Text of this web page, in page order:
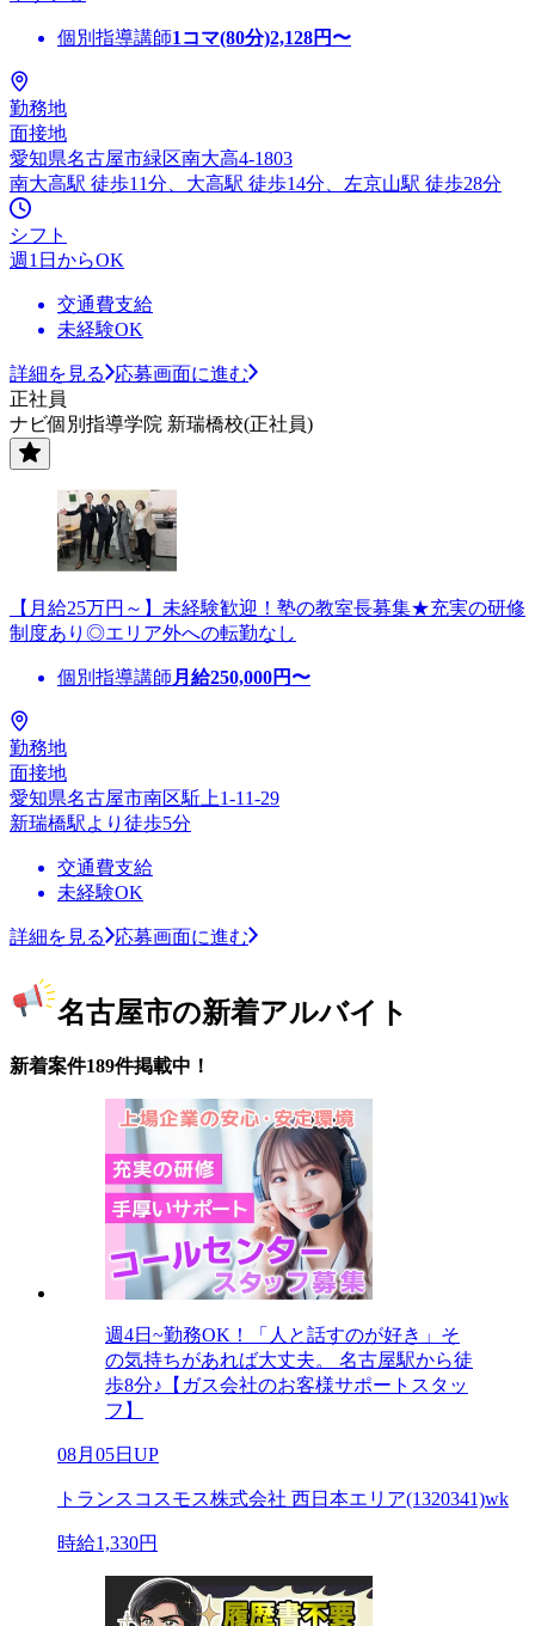
個別指導講師1コマ(80分)2,128円〜
勤務地
面接地
愛知県名古屋市緑区南大高4-1803
南大高駅 徒歩11分、大高駅 徒歩14分、左京山駅 徒歩28分
シフト
週1日からOK
交通費支給
未経験OK
詳細を見る
応募画面に進む
正社員
ナビ個別指導学院 新瑞橋校(正社員)
【月給25万円～】未経験歓迎！塾の教室長募集★充実の研修
制度あり◎エリア外への転勤なし
個別指導講師 月給250,000円〜
勤務地
面接地
愛知県名古屋市南区駈上1-11-29
新瑞橋駅より徒歩5分
交通費支給
未経験OK
詳細を見る 応募画面に進む
名古屋市の新着アルバイト
新着案件189件掲載中！
週4日~勤務OK！「人と話すのが好き」そ
の気持ちがあれば大丈夫。 名古屋駅から徒
歩8分♪【ガス会社のお客様サポートスタッ
フ】
08月05日UP
トランスコスモス株式会社 西日本エリア(1320341)wk
時給1,330円